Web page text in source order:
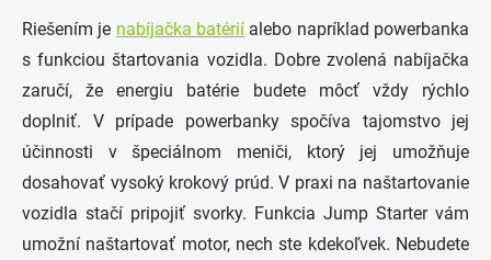
Riešením je nabíjačka batérií alebo napríklad powerbanka
s funkciou štartovania vozidla. Dobre zvolená nabíjačka
zaručí, že energiu batérie budete môcť vždy rýchlo
doplniť.
V prípade powerbanky spočíva tajomstvo jej
účinnosti v špeciálnom meniči, ktorý jej umožňuje
dosahovať vysoký krokový prúd. V praxi na naštartovanie
vozidla stačí pripojiť svorky. Funkcia Jump Starter vám
umožní naštartovať motor, nech ste kdekoľvek. Nebudete